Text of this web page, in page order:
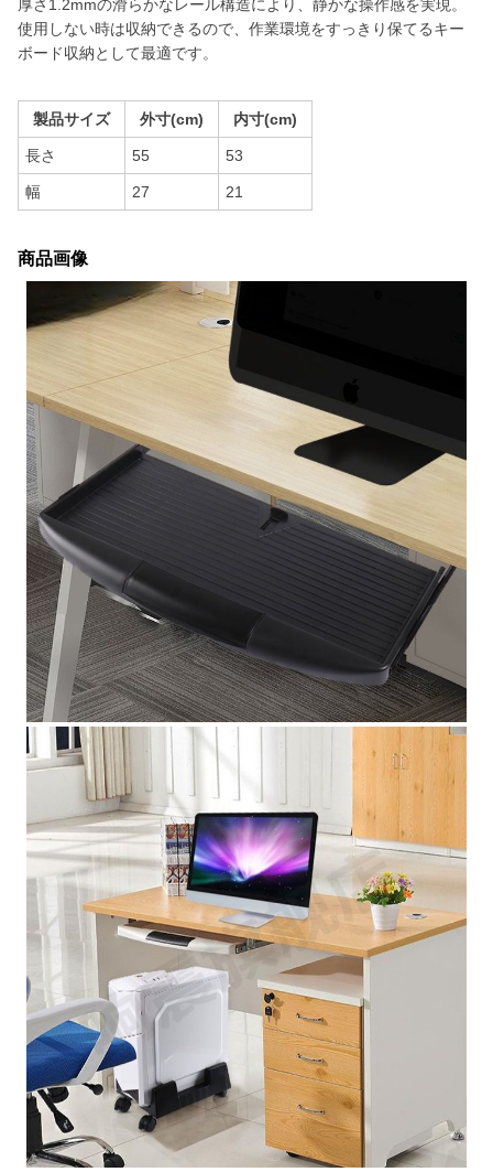
厚さ1.2mmの滑らかなレール構造により、静かな操作感を実現。
使用しない時は収納できるので、作業環境をすっきり保てるキー
ボード収納として最適です。
製品サイズ 外寸(cm) 内寸(cm)
長さ 55 53
幅 27 21
商品画像